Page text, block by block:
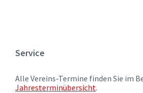
Service
Alle Vereins-Termine finden Sie im
Jahresterminübersicht.